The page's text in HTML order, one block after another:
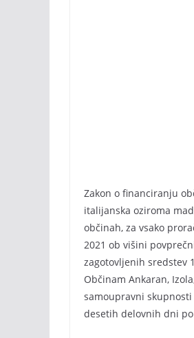
Zakon o financiranju
italijanska oziroma
občinah, za vsako
2021 ob višini
zagotovljenih sredstev
Občinam Ankaran,
samoupravni
desetih delovnih dni